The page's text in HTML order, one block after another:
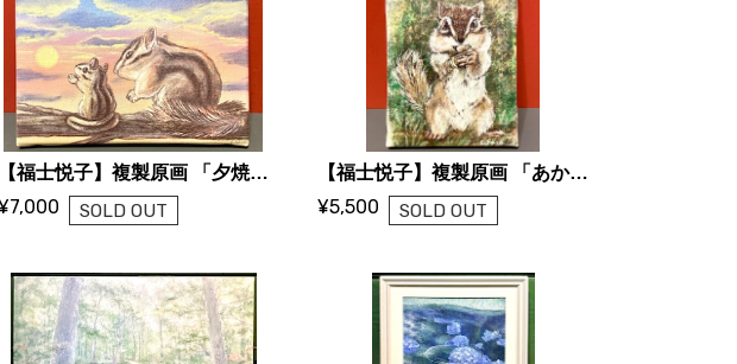
【福士悦子】複製原画 「夕焼けとシマリスと」
SOLD OUT
【福士悦子】複製原画 「あかりを灯す」
¥5,500 SOLD OUT